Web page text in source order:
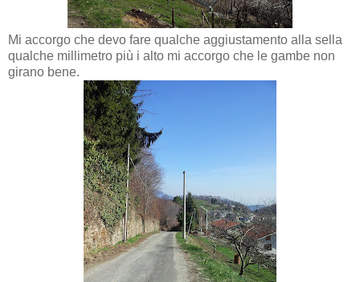
Mi accorgo che devo fare qualche aggiustamento alla sella
qualche millimetro più i alto mi accorgo che le gambe non
girano bene.